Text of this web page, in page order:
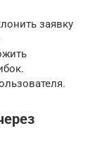
заявку